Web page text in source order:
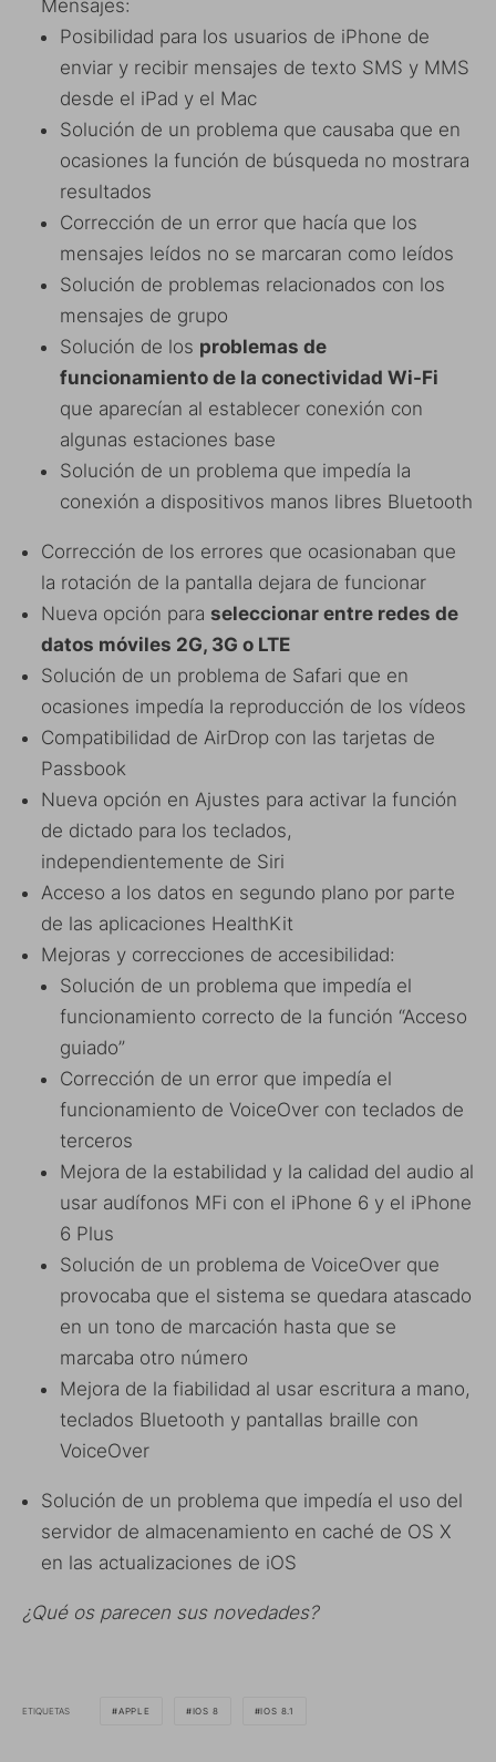
Mensajes:
Posibilidad para los usuarios de iPhone de
enviar y recibir mensajes de texto SMS y MMS
desde el iPad y el Mac
Solución de un problema que causaba que en
ocasiones la función de búsqueda no mostrara
resultados
Corrección de un error que hacía que los
mensajes leídos no se marcaran como leídos
Solución de problemas relacionados con los
mensajes de grupo
Solución de los problemas de
funcionamiento de la conectividad Wi-Fi
que aparecían al establecer conexión con
algunas estaciones base
Solución de un problema que impedía la
conexión a dispositivos manos libres Bluetooth
Corrección de los errores que ocasionaban que
la rotación de la pantalla dejara de funcionar
Nueva opción para seleccionar entre redes de
datos móviles 2G, 3G o LTE
Solución de un problema de Safari que en
ocasiones impedía la reproducción de los vídeos
Compatibilidad de AirDrop con las tarjetas de
Passbook
Nueva opción en Ajustes para activar la función
de dictado para los teclados,
independientemente de Siri
Acceso a los datos en segundo plano por parte
de las aplicaciones HealthKit
Mejoras y correcciones de accesibilidad:
Solución de un problema que impedía el
funcionamiento correcto de la función “Acceso
guiado”
Corrección de un error que impedía el
funcionamiento de VoiceOver con teclados de
terceros
Mejora de la estabilidad y la calidad del audio al
usar audífonos MFi con el iPhone 6 y el iPhone
6 Plus
Solución de un problema de VoiceOver que
provocaba que el sistema se quedara atascado
en un tono de marcación hasta que se
marcaba otro número
Mejora de la fiabilidad al usar escritura a mano,
teclados Bluetooth y pantallas braille con
VoiceOver
Solución de un problema que impedía el uso del
servidor de almacenamiento en caché de OS X
en las actualizaciones de iOS
¿Qué os parecen sus novedades?
ETIQUETAS APPLE IOS 8 IOS 8.1